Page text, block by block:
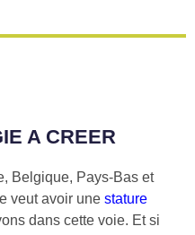
A CREER
Belgique, Pays-Bas et
veut avoir une stature
dans cette voie. Et si